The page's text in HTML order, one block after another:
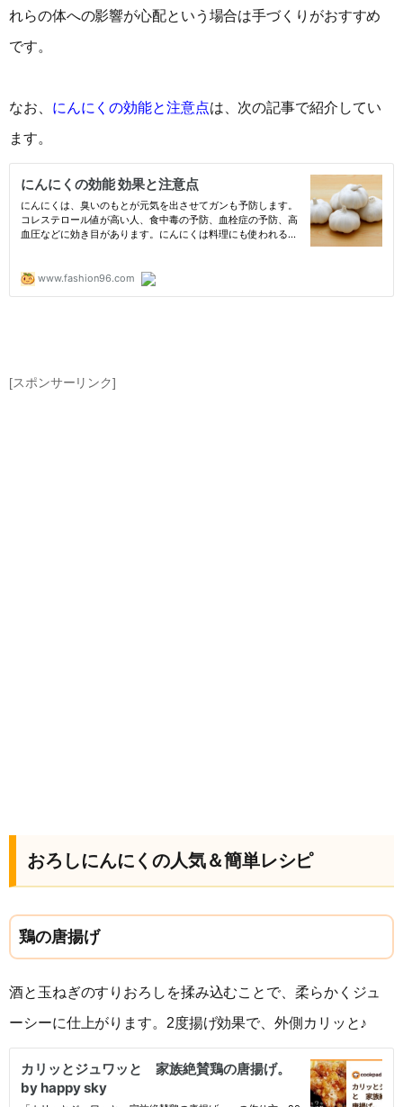
れらの体への影響が心配という場合は手づくりがおすすめ
です。
なお、 にんにくの効能と注意点は、次の記事で紹介してい
ます。
[スポンサーリンク]
おろしにんにくの人気＆簡単レシピ
鶏の唐揚げ
酒と玉ねぎのすりおろしを揉み込むことで、柔らかくジュ
ーシーに仕上がります。2度揚げ効果で、外側カリッと♪